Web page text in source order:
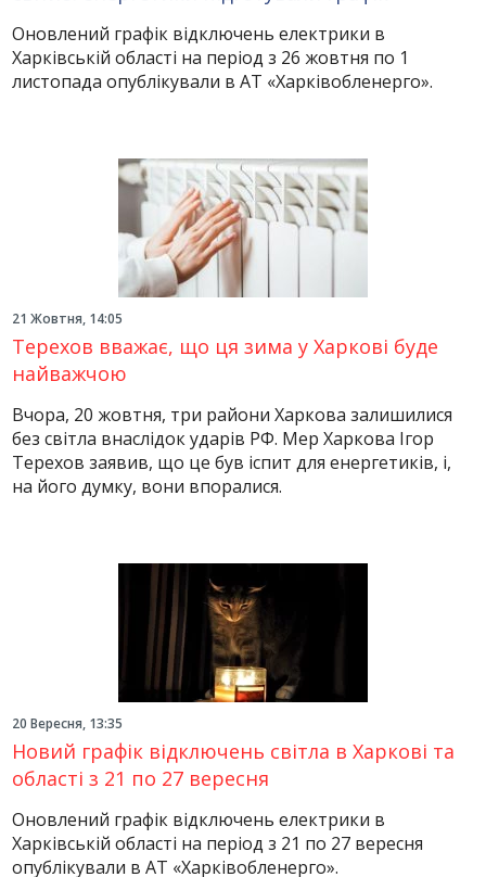
Оновлений графік відключень електрики в
Харківській області на період з 26 жовтня по 1
листопада опублікували в АТ «Харківобленерго».
21 Жовтня, 14:05
Терехов вважає, що ця зима у Харкові буде
найважчою
Вчора, 20 жовтня, три райони Харкова залишилися
без світла внаслідок ударів РФ. Мер Харкова Ігор
Терехов заявив, що це був іспит для енергетиків, і,
на його думку, вони впоралися.
20 Вересня, 13:35
Новий графік відключень світла в Харкові та
області з 21 по 27 вересня
Оновлений графік відключень електрики в
Харківській області на період з 21 по 27 вересня
опублікували в АТ «Харківобленерго».